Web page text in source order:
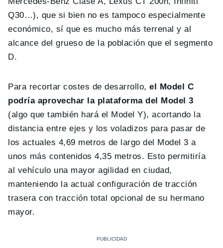
Q30…), que si bien no es tampoco especialmente
económico, sí que es mucho más terrenal y al
alcance del grueso de la población que el segmento
D.
Para recortar costes de desarrollo, el Model C
podría aprovechar la plataforma del Model 3
(algo que también hará el Model Y), acortando la
distancia entre ejes y los voladizos para pasar de
los actuales 4,69 metros de largo del Model 3 a
unos más contenidos 4,35 metros. Esto permitiría
al vehículo una mayor agilidad en ciudad,
manteniendo la actual configuración de tracción
trasera con tracción total opcional de su hermano
mayor.